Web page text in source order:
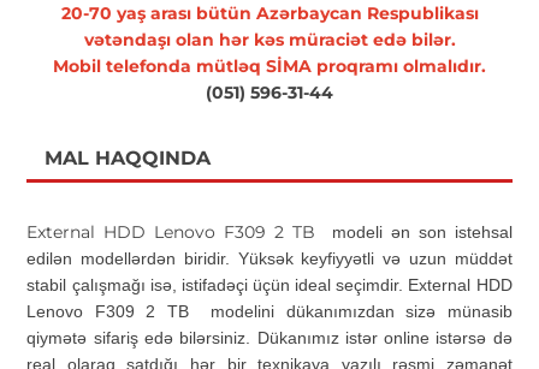
20-70 yaş arası bütün Azərbaycan Respublikası
vətəndaşı olan hər kəs müraciət edə bilər.
Mobil telefonda mütləq SİMA proqramı olmalıdır.
(051) 596-31-44
MAL HAQQINDA
External HDD Lenovo F309 2 TB
modeli ən son istehsal
edilən modellərdən biridir. Yüksək keyfiyyətli və uzun müddət
stabil çalışmağı isə, istifadəçi üçün ideal seçimdir. External HDD
Lenovo F309 2 TB modelini dükanımızdan sizə münasib
qiymətə sifariş edə bilərsiniz. Dükanımız istər online istərsə də
real olaraq satdığı hər bir texnikaya yazılı rəsmi zəmanət